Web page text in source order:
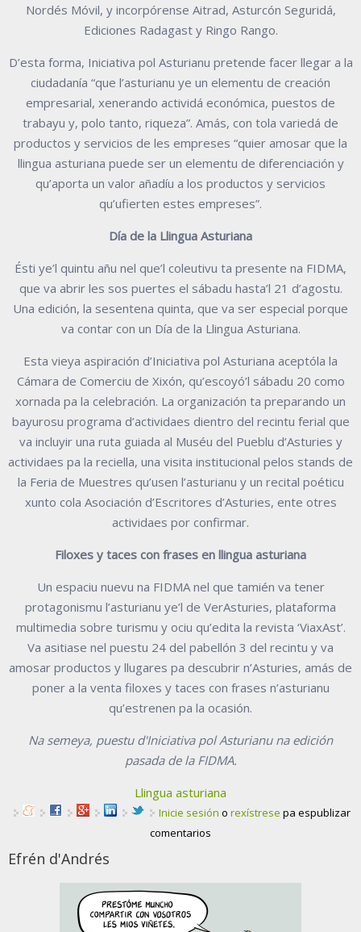
Nordés Móvil, y incorpórense Aitrad, Asturcón Seguridá,
Ediciones Radagast y Ringo Rango.
D’esta forma, Iniciativa pol Asturianu pretende facer llegar a la
ciudadanía “que l’asturianu ye un elementu de creación
empresarial, xenerando actividá económica, puestos de
trabayu y, polo tanto, riqueza”. Amás, con tola variedá de
productos y servicios de les empreses “quier amosar que la
llingua asturiana puede ser un elementu de diferenciación y
qu’aporta un valor añadíu a los productos y servicios
qu’ufierten estes empreses”.
Día de la Llingua Asturiana
Ésti ye’l quintu añu nel que’l coleutivu ta presente na FIDMA,
que va abrir les sos puertes el sábadu hasta’l 21 d’agostu.
Una edición, la sesentena quinta, que va ser especial porque
va contar con un Día de la Llingua Asturiana.
Esta vieya aspiración d’Iniciativa pol Asturiana aceptóla la
Cámara de Comerciu de Xixón, qu’escoyó’l sábadu 20 como
xornada pa la celebración. La organización ta preparando un
bayurosu programa d’actividaes dientro del recintu ferial que
va incluyir una ruta guiada al Muséu del Pueblu d’Asturies y
actividaes pa la reciella, una visita institucional pelos stands de
la Feria de Muestres qu’usen l’asturianu y un recital poéticu
xunto cola Asociación d’Escritores d’Asturies, ente otres
actividaes por confirmar.
Filoxes y taces con frases en llingua asturiana
Un espaciu nuevu na FIDMA nel que tamién va tener
protagonismu l’asturianu ye’l de VerAsturies, plataforma
multimedia sobre turismu y ociu qu’edita la revista ‘ViaxAst’.
Va asitiase nel puestu 24 del pabellón 3 del recintu y va
amosar productos y llugares pa descubrir n’Asturies, amás de
poner a la venta filoxes y taces con frases n’asturianu
qu’estrenen pa la ocasión.
Na semeya, puestu d'Iniciativa pol Asturianu na edición
pasada de la FIDMA.
Llingua asturiana
Inicie sesión o rexístrese pa espublizar
comentarios
Efrén d'Andrés